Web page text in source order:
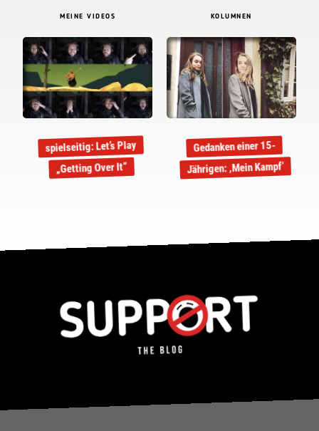
MEINE VIDEOS
spielseitig: Let’s Play
„Getting Over It“
KOLUMNEN
Gedanken einer 15-
Jährigen: ‚Mein Kampf‘